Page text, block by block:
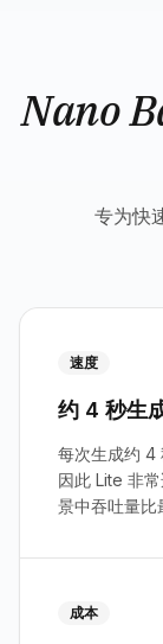
Nano
专为快
速度
约 4 秒生
每次生成约
因此 Lite 非
景中吞吐量比
成本